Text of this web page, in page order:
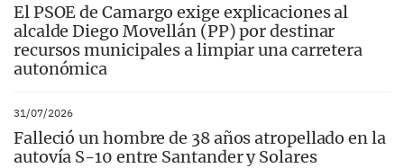
El PSOE de Camargo exige explicaciones al
alcalde Diego Movellán (PP) por destinar
recursos municipales a limpiar una carretera
autonómica
31/07/2026
Falleció un hombre de 38 años atropellado en la
autovía S-10 entre Santander y Solares